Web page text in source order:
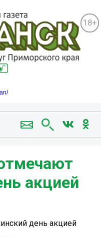
18+
акцией
день акцией